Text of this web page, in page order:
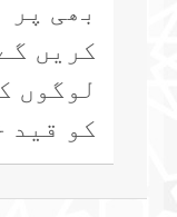
بھی پر
کریں
لوگوں
کو قید